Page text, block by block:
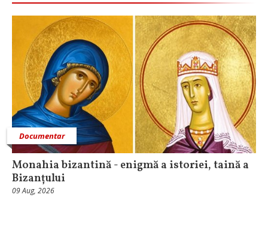
Documentar
Monahia bizantină - enigmă a istoriei, taină a
Bizanțului
09 Aug, 2026